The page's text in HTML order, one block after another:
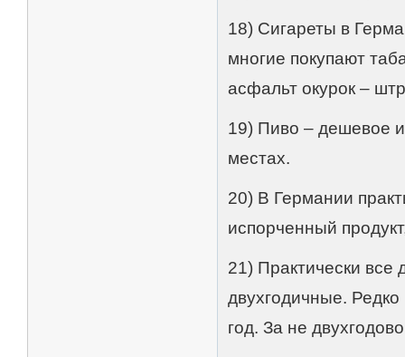
18) Сигареты в
многие покупают
асфальт окурок –
19) Пиво – дешевое
местах.
20) В Германии
испорченный
21) Практически все
двухгодичные.
год. За не